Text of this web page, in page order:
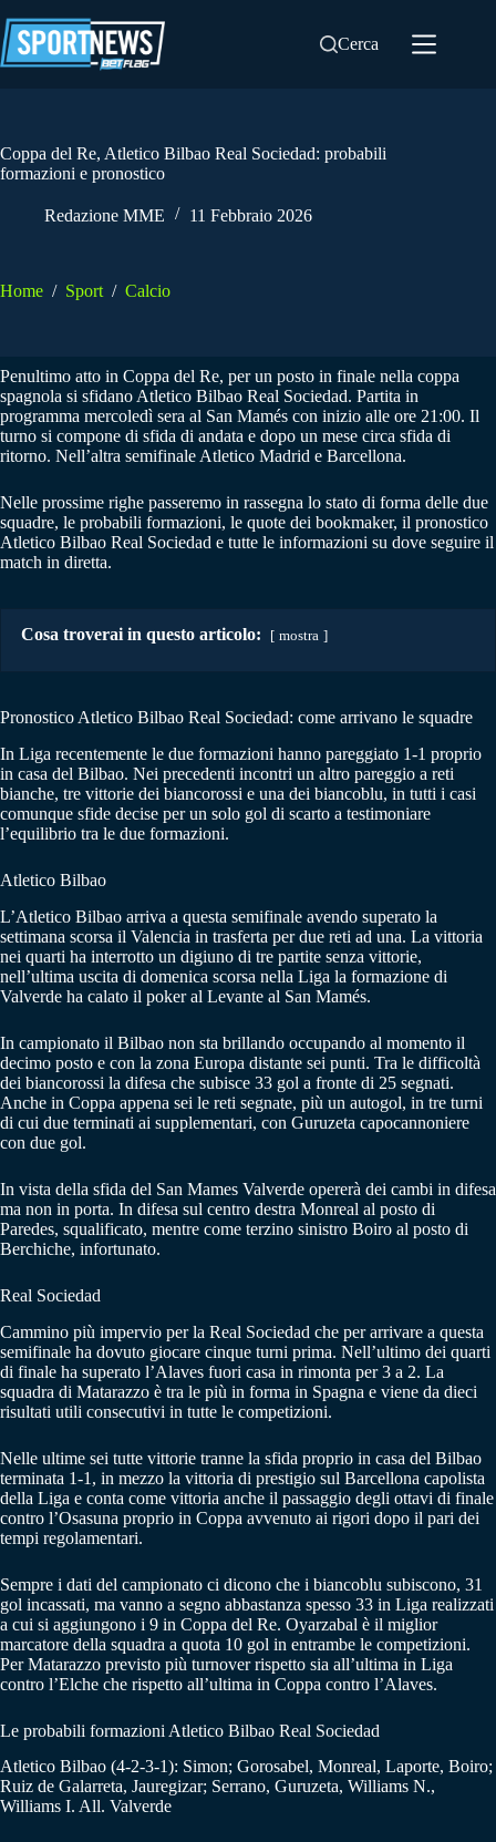
al
contenuto
Cerca
Coppa del Re, Atletico Bilbao Real Sociedad: probabili
formazioni e pronostico
Redazione MME 11 Febbraio 2026
Home / Sport / Calcio
Penultimo atto in Coppa del Re, per un posto in finale nella coppa
spagnola si sfidano Atletico Bilbao Real Sociedad. Partita in
programma mercoledì sera al San Mamés con inizio alle ore 21:00. Il
turno si compone di sfida di andata e dopo un mese circa sfida di
ritorno. Nell’altra semifinale Atletico Madrid e Barcellona.
Nelle prossime righe passeremo in rassegna lo stato di forma delle due
squadre, le probabili formazioni, le quote dei bookmaker, il pronostico
Atletico Bilbao Real Sociedad e tutte le informazioni su dove seguire il
match in diretta.
Cosa troverai in questo articolo: mostra
Pronostico Atletico Bilbao Real Sociedad: come arrivano le squadre
In Liga recentemente le due formazioni hanno pareggiato 1-1 proprio
in casa del Bilbao. Nei precedenti incontri un altro pareggio a reti
bianche, tre vittorie dei biancorossi e una dei biancoblu, in tutti i casi
comunque sfide decise per un solo gol di scarto a testimoniare
l’equilibrio tra le due formazioni.
Atletico Bilbao
L’Atletico Bilbao arriva a questa semifinale avendo superato la
settimana scorsa il Valencia in trasferta per due reti ad una. La vittoria
nei quarti ha interrotto un digiuno di tre partite senza vittorie,
nell’ultima uscita di domenica scorsa nella Liga la formazione di
Valverde ha calato il poker al Levante al San Mamés.
In campionato il Bilbao non sta brillando occupando al momento il
decimo posto e con la zona Europa distante sei punti. Tra le difficoltà
dei biancorossi la difesa che subisce 33 gol a fronte di 25 segnati.
Anche in Coppa appena sei le reti segnate, più un autogol, in tre turni
di cui due terminati ai supplementari, con Guruzeta capocannoniere
con due gol.
In vista della sfida del San Mames Valverde opererà dei cambi in difesa
ma non in porta. In difesa sul centro destra Monreal al posto di
Paredes, squalificato, mentre come terzino sinistro Boiro al posto di
Berchiche, infortunato.
Real Sociedad
Cammino più impervio per la Real Sociedad che per arrivare a questa
semifinale ha dovuto giocare cinque turni prima. Nell’ultimo dei quarti
di finale ha superato l’Alaves fuori casa in rimonta per 3 a 2. La
squadra di Matarazzo è tra le più in forma in Spagna e viene da dieci
risultati utili consecutivi in tutte le competizioni.
Nelle ultime sei tutte vittorie tranne la sfida proprio in casa del Bilbao
terminata 1-1, in mezzo la vittoria di prestigio sul Barcellona capolista
della Liga e conta come vittoria anche il passaggio degli ottavi di finale
contro l’Osasuna proprio in Coppa avvenuto ai rigori dopo il pari dei
tempi regolamentari.
Sempre i dati del campionato ci dicono che i biancoblu subiscono, 31
gol incassati, ma vanno a segno abbastanza spesso 33 in Liga realizzati
a cui si aggiungono i 9 in Coppa del Re. Oyarzabal è il miglior
marcatore della squadra a quota 10 gol in entrambe le competizioni.
Per Matarazzo previsto più turnover rispetto sia all’ultima in Liga
contro l’Elche che rispetto all’ultima in Coppa contro l’Alaves.
Le probabili formazioni Atletico Bilbao Real Sociedad
Atletico Bilbao (4-2-3-1): Simon; Gorosabel, Monreal, Laporte, Boiro;
Ruiz de Galarreta, Jauregizar; Serrano, Guruzeta, Williams N.,
Williams I. All. Valverde